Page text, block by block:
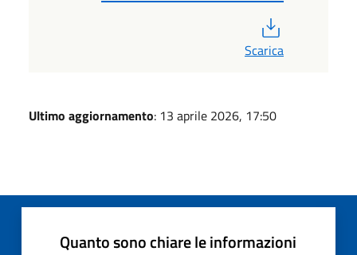
Scarica
Ultimo aggiornamento: 13 aprile 2026, 17:50
Quanto sono chiare le informazioni